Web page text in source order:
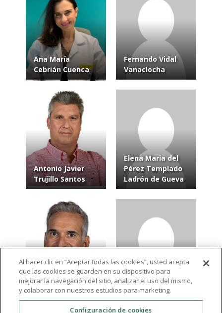
Ana María
Cebrián Cuenca
Fernando Vidal
Vanaclocha
Antonio Javier
Trujillo Santos
Elena Maria del
Pérez Templado
Ladrón de Gueva
Jesús Enrique
Mesones Peral
Cesar Toledo
Garcia
Al hacer clic en “Aceptar todas las cookies”, usted acepta
que las cookies se guarden en su dispositivo para
mejorar la navegación del sitio, analizar el uso del mismo,
y colaborar con nuestros estudios para marketing.
Configuración de cookies